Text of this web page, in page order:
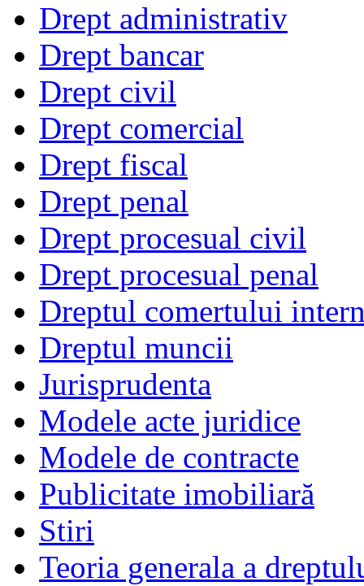
Drept administrativ
Drept bancar
Drept civil
Drept comercial
Drept fiscal
Drept penal
Drept procesual civil
Drept procesual penal
Dreptul comertului
Dreptul muncii
Jurisprudenta
Modele acte juridice
Modele de contracte
Publicitate imobiliară
Stiri
Teoria generala a